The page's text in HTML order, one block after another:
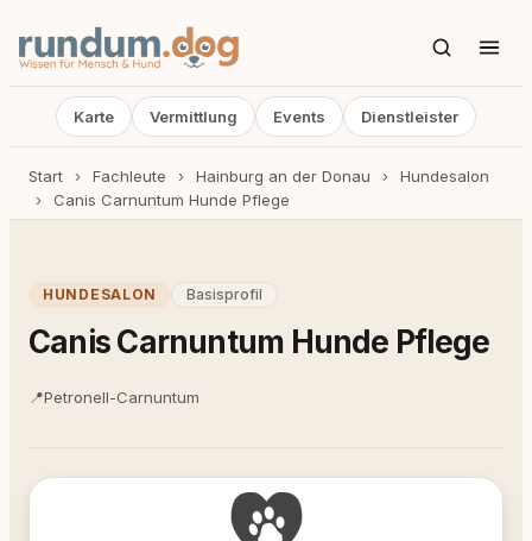
Karte Vermittlung Events Dienstleister
Start › Fachleute › Hainburg an der Donau ›
Hundesalon
›
Canis Carnuntum Hunde Pflege
HUNDESALON Basisprofil
Canis Carnuntum Hunde Pflege
📍Petronell-Carnuntum